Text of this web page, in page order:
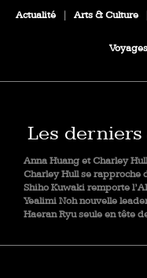
Actualité Arts & Culture
Les
Anna Huang et Charley
Charley Hull se rapproche
Shiho Kuwaki remporte
Yealimi Noh nouvelle
Haeran Ryu seule en tête